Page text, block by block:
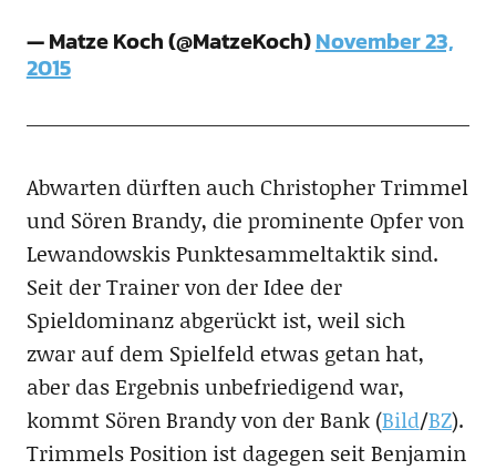
— Matze Koch (@MatzeKoch)November 23,
2015
Abwarten dürften auch Christopher Trimmel
und Sören Brandy, die prominente Opfer von
Lewandowskis Punktesammeltaktik sind.
Seit der Trainer von der Idee der
Spieldominanz abgerückt ist, weil sich
zwar auf dem Spielfeld etwas getan hat,
aber das Ergebnis unbefriedigend war,
kommt Sören Brandy von der Bank (Bild/BZ).
Trimmels Position ist dagegen seit Benjamin